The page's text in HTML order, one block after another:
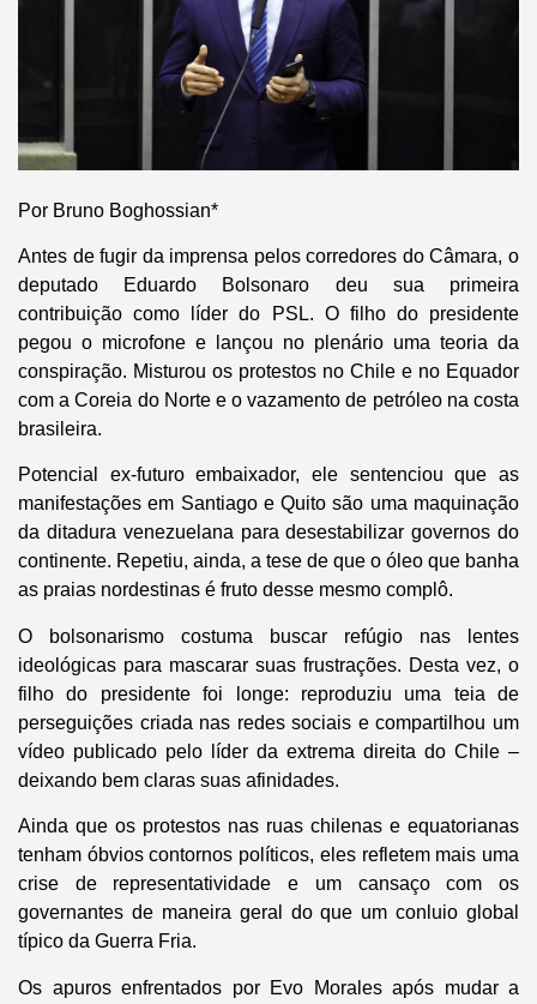
Por Bruno Boghossian*
Antes de fugir da imprensa pelos corredores do Câmara, o
deputado Eduardo Bolsonaro deu sua primeira
contribuição como líder do PSL. O filho do presidente
pegou o microfone e lançou no plenário uma teoria da
conspiração. Misturou os protestos no Chile e no Equador
com a Coreia do Norte e o vazamento de petróleo na costa
brasileira.
Potencial ex-futuro embaixador, ele sentenciou que as
manifestações em Santiago e Quito são uma maquinação
da ditadura venezuelana para desestabilizar governos do
continente. Repetiu, ainda, a tese de que o óleo que banha
as praias nordestinas é fruto desse mesmo complô.
O bolsonarismo costuma buscar refúgio nas lentes
ideológicas para mascarar suas frustrações. Desta vez, o
filho do presidente foi longe: reproduziu uma teia de
perseguições criada nas redes sociais e compartilhou um
vídeo publicado pelo líder da extrema direita do Chile –
deixando bem claras suas afinidades.
Ainda que os protestos nas ruas chilenas e equatorianas
tenham óbvios contornos políticos, eles refletem mais uma
crise de representatividade e um cansaço com os
governantes de maneira geral do que um conluio global
típico da Guerra Fria.
Os apuros enfrentados por Evo Morales após mudar a